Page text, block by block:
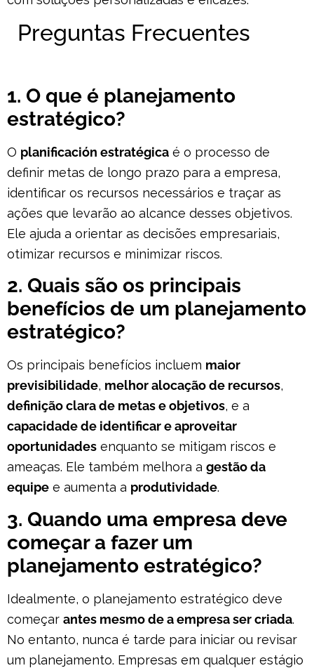
Preguntas Frecuentes
1. O que é planejamento
estratégico?
O planificación estratégica é o processo de
definir metas de longo prazo para a empresa,
identificar os recursos necessários e traçar as
ações que levarão ao alcance desses objetivos.
Ele ajuda a orientar as decisões empresariais,
otimizar recursos e minimizar riscos.
2. Quais são os principais
benefícios de um planejamento
estratégico?
Os principais benefícios incluem maior
previsibilidade, melhor alocação de recursos,
definição clara de metas e objetivos, e a
capacidade de identificar e aproveitar
oportunidades enquanto se mitigam riscos e
ameaças. Ele também melhora a gestão da
equipe e aumenta a produtividade.
3. Quando uma empresa deve
começar a fazer um
planejamento estratégico?
Idealmente, o planejamento estratégico deve
começar antes mesmo de a empresa ser criada.
No entanto, nunca é tarde para iniciar ou revisar
um planejamento. Empresas em qualquer estágio